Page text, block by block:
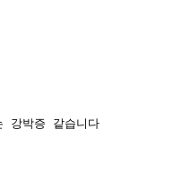
강박증 같습니다